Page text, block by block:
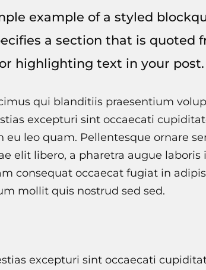
example of a styled
a section that is quoted
highlighting text in your post.
qui blanditiis praesentium
excepturi sint occaecati
eu leo quam. Pellentesque ornare
elit libero, a pharetra augue
consequat occaecat fugiat in
mollit quis nostrud sed sed.
excepturi sint occaecati